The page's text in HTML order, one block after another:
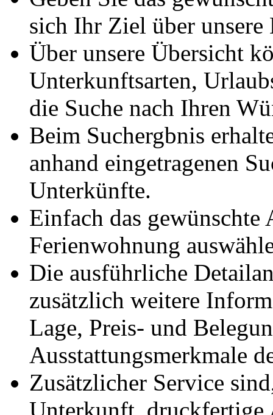
sich Ihr Ziel über unsere
Über unsere Übersicht
Unterkunftsarten,
die Suche nach Ihren
Beim Suchergbnis
anhand eingetragenen
Unterkünfte.
Einfach das gewünschte
Ferienwohnung
Die ausführliche
zusätzlich weitere
Lage, Preis- und
Ausstattungsmerkmale
Zusätzlicher Service
Unterkunft, druckfertige